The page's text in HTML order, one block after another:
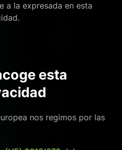
a la expresada en esta
esta
nos regimos por las